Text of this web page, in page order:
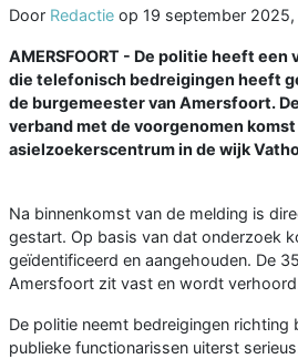
Door Redactie op 19 september 2025,
AMERSFOORT - De politie heeft
die telefonisch bedreigingen heeft
de burgemeester van Amersfoort.
verband met de voorgenomen
asielzoekerscentrum in de wijk
Na binnenkomst van de melding is
gestart. Op basis van dat onderzoek
geïdentificeerd en aangehouden. De
Amersfoort zit vast en wordt
De politie neemt bedreigingen richting
publieke functionarissen uiterst